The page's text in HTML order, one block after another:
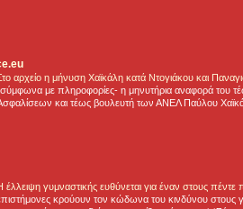
αρχείο η μήνυση Χαϊκάλη κατά Ντογιάκου και
με πληροφορίες- η μηνυτήρια αναφορά του
και τέως βουλευτή των ΑΝΕΛ Παύλου
έλλειψη γυμναστικής ευθύνεται για έναν στους
κρούουν τον κώδωνα του κινδύνου στους